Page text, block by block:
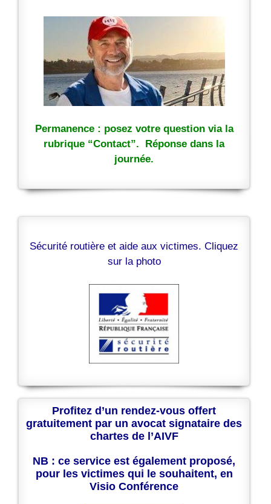
Permanence : posez votre question via la
rubrique “Contact”. Réponse dans la
journée.
Sécurité routière et aide aux victimes. Cliquez
sur la photo
Profitez d’un rendez-vous offert
gratuitement par un avocat signataire des
chartes de l’AIVF
NB : ce service est également proposé,
pour les victimes qui le souhaitent, en
Visio Conférence